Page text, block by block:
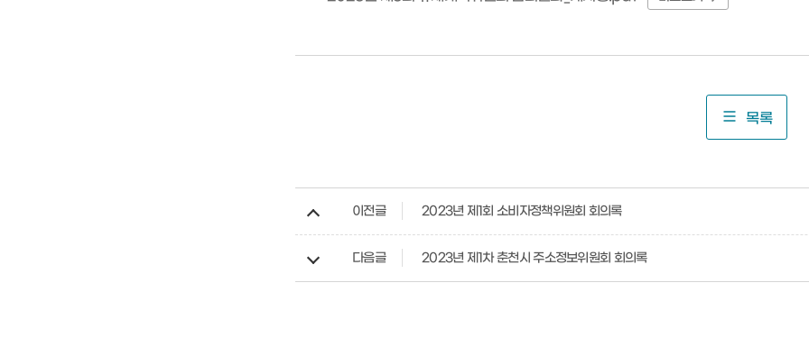
목록
이전글 2023년 제1회 소비자정책위원회 회의록
다음글 2023년 제1차 춘천시 주소정보위원회 회의록